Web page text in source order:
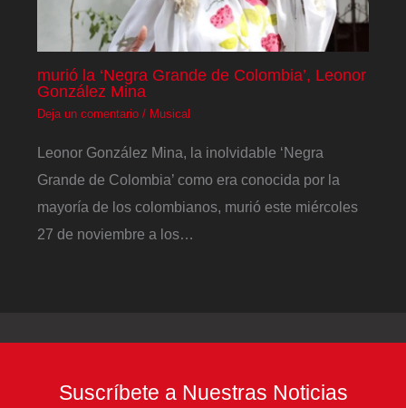
murió la ‘Negra Grande de Colombia’, Leonor
González Mina
Deja un comentario / Musical
Leonor González Mina, la inolvidable ‘Negra
Grande de Colombia’ como era conocida por la
mayoría de los colombianos, murió este miércoles
27 de noviembre a los…
Suscríbete a Nuestras Noticias